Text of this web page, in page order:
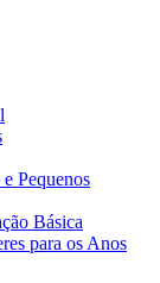
Pequenos
Básica
para os Anos